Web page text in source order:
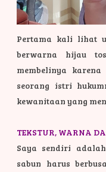
Pertama kali lihat
berwarna hijau
membelinya
seorang istri
kewanitaan yang
TEKSTUR, WARNA
Saya sendiri
sabun harus